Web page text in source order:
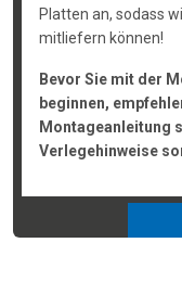
Platten an, sodass
mitliefern können!
Bevor Sie mit der
beginnen,
Montageanleitung
Verlegehinweise